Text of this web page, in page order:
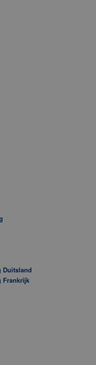
Duitsland
Frankrijk